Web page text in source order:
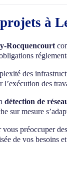
la présence
nos
à
Rocquencourt
des
des
détection de
sur mesure
préoccuper
de vos